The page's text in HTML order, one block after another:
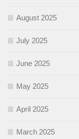
August 2025
July 2025
June 2025
May 2025
April 2025
March 2025